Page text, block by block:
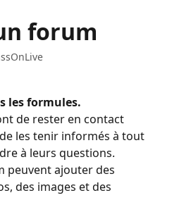
forum
les formules.
de rester en contact
les tenir informés à tout
à leurs questions.
peuvent ajouter des
des images et des